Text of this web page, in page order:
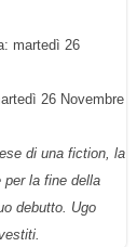
martedì 26
26 Novembre
di una fiction, la
la fine della
debutto. Ugo